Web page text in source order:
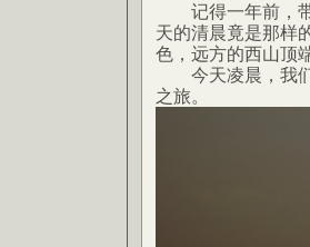
记得一年前，带
天的清晨竟是那样
色，远方的西山顶
今天凌晨，我们
之旅。